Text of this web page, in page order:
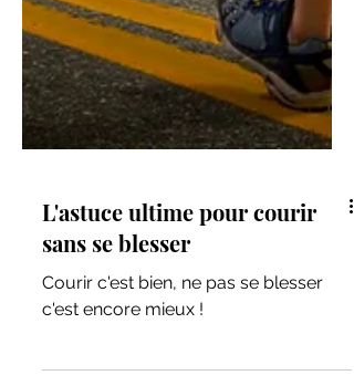
L'astuce ultime pour courir
sans se blesser
Courir c'est bien, ne pas se blesser